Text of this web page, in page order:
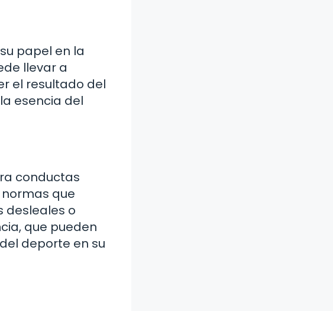
papel en la
llevar a
el resultado del
esencia del
conductas
que
desleales o
que pueden
deporte en su